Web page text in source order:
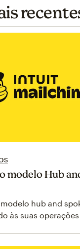
modelo Hub
hub and
às suas